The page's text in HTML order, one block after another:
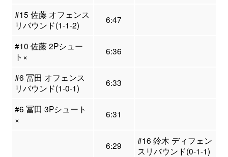
#15 佐藤 オフェンス
リバウンド(1-1-2)
6:47
#10 佐藤 2Pシュー
ト×
6:36
#6 冨田 オフェンス
リバウンド(1-0-1)
6:33
#6 冨田 3Pシュート
×
6:31
6:29
#16 鈴木 ディフェン
スリバウンド(0-1-1)